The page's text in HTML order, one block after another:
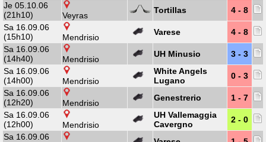
Je 05.10.06
(21h10)
Veyras
Tortillas
4 - 8
Sa 16.09.06
(15h10)
Mendrisio
Varese
4 - 8
Sa 16.09.06
(14h40)
Mendrisio
UH Minusio
3 - 3
Sa 16.09.06
(14h00)
Mendrisio
White Angels
Lugano
0 - 3
Sa 16.09.06
(12h20)
Mendrisio
Genestrerio
1 - 7
Sa 16.09.06
(12h00)
Mendrisio
UH Vallemaggia
Cavergno
2 - 0
Sa 16.09.06